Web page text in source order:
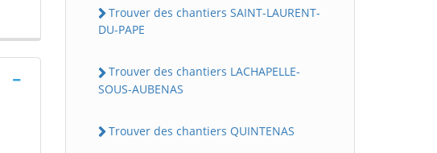
Trouver des chantiers SAINT-LAURENT-
DU-PAPE
Trouver des chantiers LACHAPELLE-
SOUS-AUBENAS
Trouver des chantiers QUINTENAS